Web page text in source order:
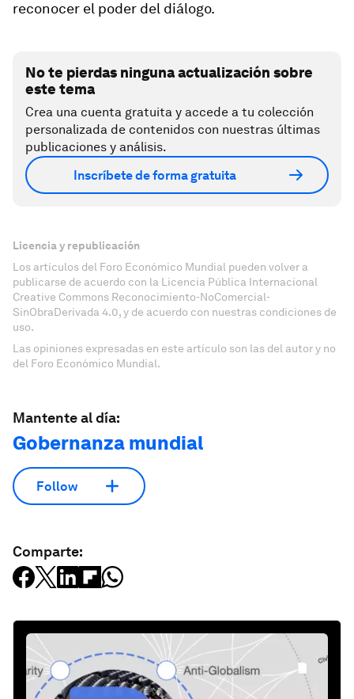
reconocer el poder del diálogo.
No te pierdas ninguna actualización sobre
este tema
Crea una cuenta gratuita y accede a tu colección
personalizada de contenidos con nuestras últimas
publicaciones y análisis.
Inscríbete de forma gratuita
Licencia y republicación
Los artículos del Foro Económico Mundial pueden volver a
publicarse de acuerdo con la Licencia Pública Internacional
Creative Commons Reconocimiento-NoComercial-
SinObraDerivada 4.0, y de acuerdo con nuestras condiciones de
uso.
Las opiniones expresadas en este artículo son las del autor y no
del Foro Económico Mundial.
Mantente al día:
Gobernanza mundial
Follow
Comparte: